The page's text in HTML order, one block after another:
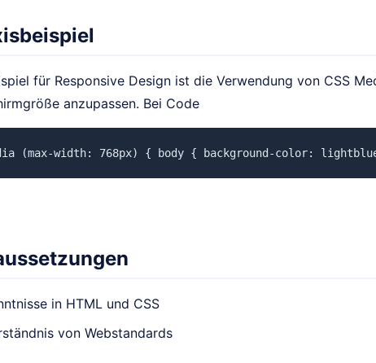
für Responsive Design ist die Verwendung von CSS
anzupassen. Bei Code
(max-width: 768px) { body { background-color:
in HTML und CSS
von Webstandards